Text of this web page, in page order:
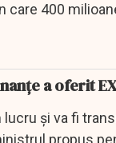
care 400
a oferit
şi va fi
propus